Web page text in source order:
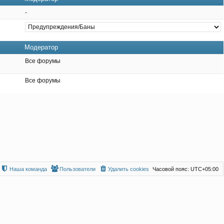
-
Модератор
Все форумы
Все форумы
Часовой пояс: UTC+05:00
Удалить cookies
Пользователи
Наша команда